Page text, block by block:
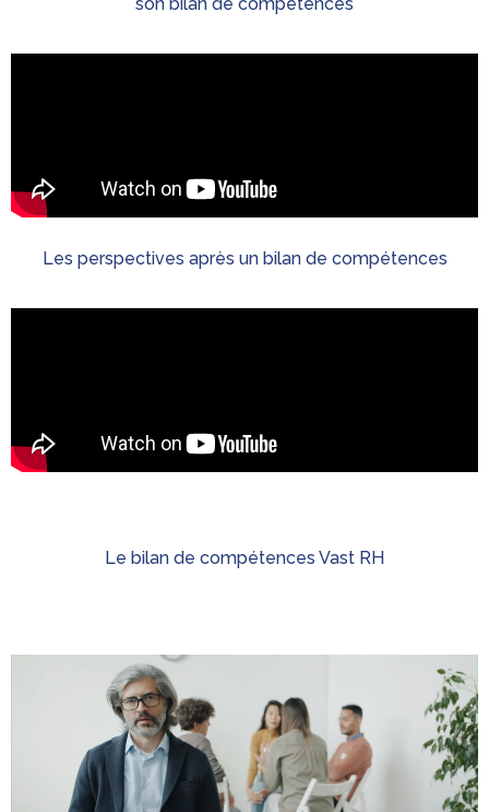
son bilan de compétences
Les perspectives après un bilan de compétences
Le bilan de compétences Vast RH